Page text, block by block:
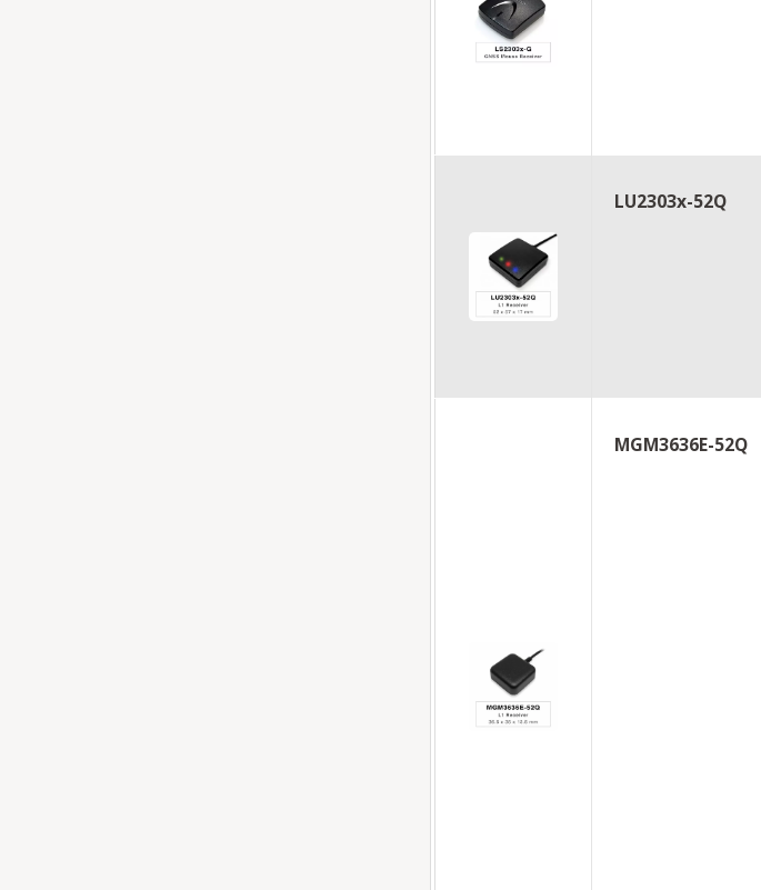
LU2303x-52Q
MGM3636E-52Q